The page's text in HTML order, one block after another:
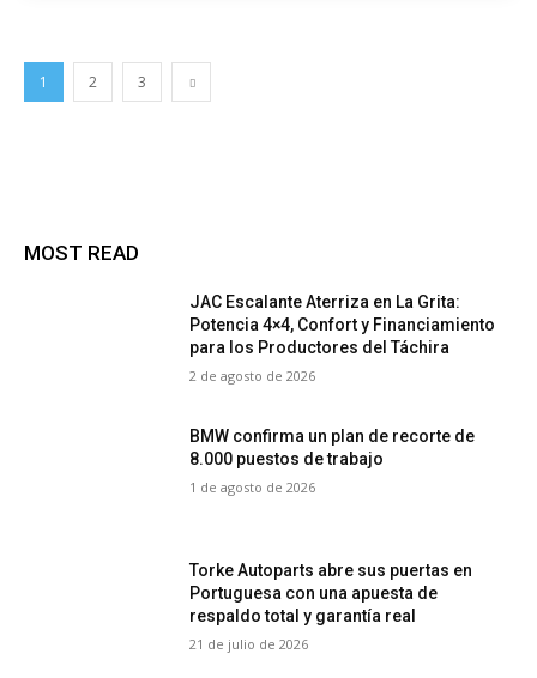
1 2 3
MOST READ
JAC Escalante Aterriza en La Grita:
Potencia 4×4, Confort y Financiamiento
para los Productores del Táchira
2 de agosto de 2026
BMW confirma un plan de recorte de
8.000 puestos de trabajo
1 de agosto de 2026
Torke Autoparts abre sus puertas en
Portuguesa con una apuesta de
respaldo total y garantía real
21 de julio de 2026